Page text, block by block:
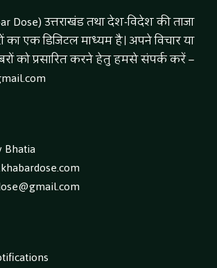
Dose) उत्तराखंड तथा देश-विदेश की ताजा
का एक डिजिटल माध्यम है। अपने विचार या
को प्रसारित करने हेतु हमसे संपर्क करें –
Bhatia